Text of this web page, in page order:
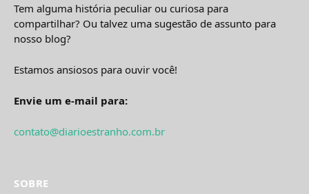
Tem alguma história peculiar ou curiosa para
compartilhar? Ou talvez uma sugestão de assunto para
nosso blog?
Estamos ansiosos para ouvir você!
Envie um e-mail para:
contato@diarioestranho.com.br
SOBRE